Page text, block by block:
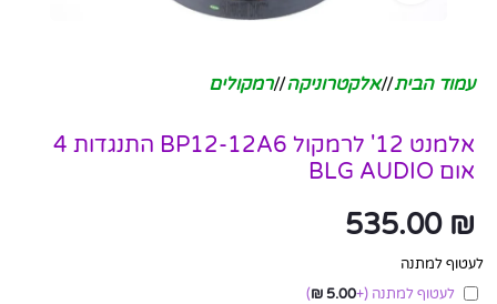
עמוד הבית/ אלקטרוניקה/ רמקולים
אלמנט 12' לרמקול BP12-12A6 התנגדות 4
אום BLG AUDIO
535.00 ₪
לעטוף למתנה
לעטוף למתנה (+
5.00
₪
)